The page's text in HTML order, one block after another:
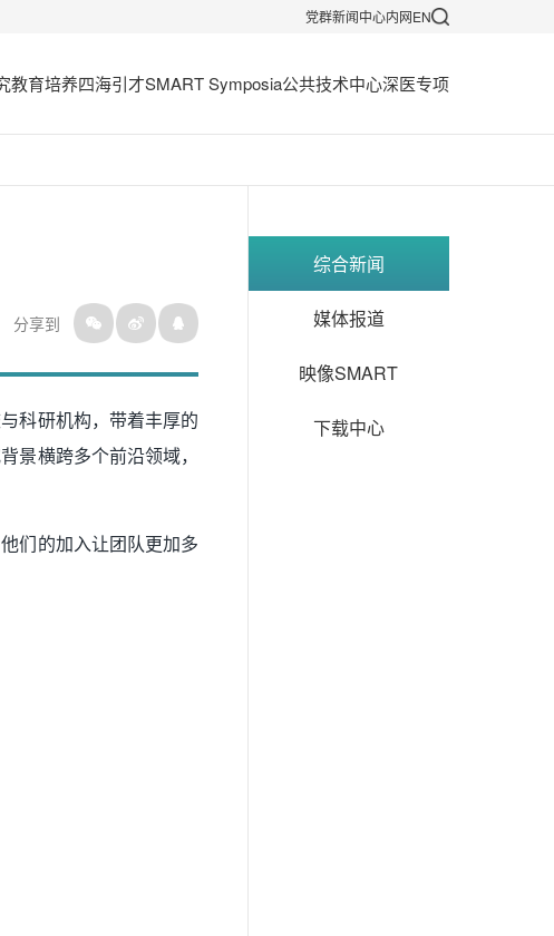
党群新闻中心内网EN
教育培养四海引才SMART Symposia公共技术中心深医专项
分享到
科研机构，带着丰厚的
景横跨多个前沿领域，
们的加入让团队更加多
综合新闻
媒体报道
映像SMART
下载中心